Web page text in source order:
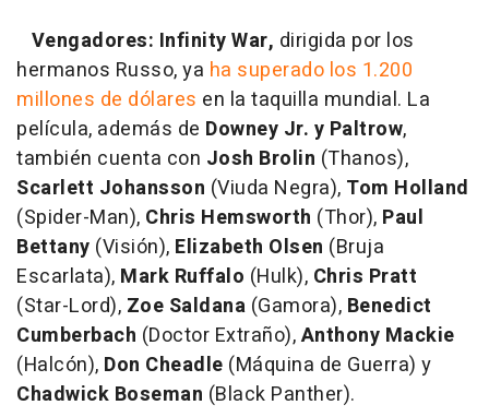
Vengadores: Infinity War, dirigida por los
hermanos Russo, ya ha superado los 1.200
millones de dólares en la taquilla mundial. La
película, además de Downey Jr. y Paltrow,
también cuenta con Josh Brolin (Thanos),
Scarlett Johansson (Viuda Negra), Tom Holland
(Spider-Man), Chris Hemsworth (Thor), Paul
Bettany (Visión), Elizabeth Olsen (Bruja
Escarlata), Mark Ruffalo (Hulk), Chris Pratt
(Star-Lord), Zoe Saldana (Gamora), Benedict
Cumberbach (Doctor Extraño),Anthony Mackie
(Halcón), Don Cheadle (Máquina de Guerra) y
Chadwick Boseman (Black Panther).